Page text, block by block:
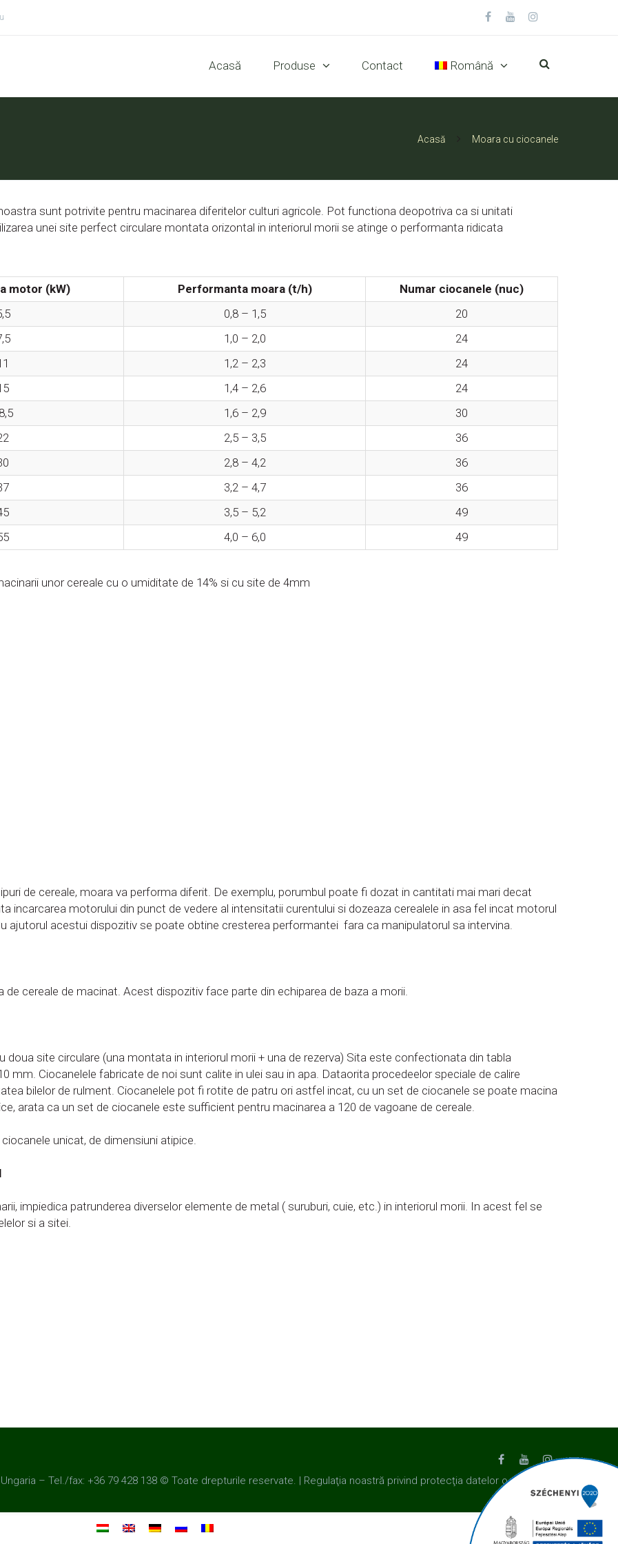
Acasă Produse Contact Română
Acasă Moara cu ciocanele
sunt potrivite pentru macinarea diferitelor culturi agricole. Pot functiona deopotriva ca si unitati
unei site perfect circulare montata orizontal in interiorul morii se atinge o performanta ridicata
motor (kW) Performanta moara (t/h)
Numar ciocanele (nuc)
0,8 – 1,5
20
1,0 – 2,0
24
1,2 – 2,3
24
1,4 – 2,6
24
1,6 – 2,9
30
2,5 – 3,5
36
2,8 – 4,2
36
3,2 – 4,7
36
3,5 – 5,2
49
4,0 – 6,0 49
unor cereale cu o umiditate de 14% si cu site de 4mm
de cereale, moara va performa diferit. De exemplu, porumbul poate fi dozat in cantitati mai mari decat
incarcarea motorului din punct de vedere al intensitatii curentului si dozeaza cerealele in asa fel incat motorul
ajutorul acestui dispozitiv se poate obtine cresterea performantei fara ca manipulatorul sa intervina.
cereale de macinat. Acest dispozitiv face parte din echiparea de baza a morii.
doua site circulare (una montata in interiorul morii + una de rezerva) Sita este confectionata din tabla
mm. Ciocanelele fabricate de noi sunt calite in ulei sau in apa. Dataorita procedeelor speciale de calire
bilelor de rulment. Ciocanelele pot fi rotite de patru ori astfel incat, cu un set de ciocanele se poate macina
arata ca un set de ciocanele este sufficient pentru macinarea a 120 de vagoane de cereale.
unicat, de dimensiuni atipice.
impiedica patrunderea diverselor elemente de metal ( suruburi, cuie, etc.) in interiorul morii. In acest fel se
si a sitei.
– Tel./fax: +36 79 428 138 © Toate drepturile reservate. | Regulaţia noastră privind protecţia datelor o puteţi
Honlapot.hu